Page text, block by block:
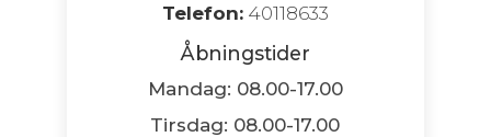
Telefon:40118633
Åbningstider
Mandag: 08.00-17.00
Tirsdag: 08.00-17.00